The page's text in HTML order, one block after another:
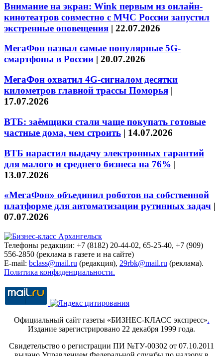
Внимание на экран: Wink первым из онлайн-
кинотеатров совместно с МЧС России запустил
экстренные оповещения | 22.07.2026
МегаФон назвал самые популярные 5G-
смартфоны в России | 20.07.2026
МегаФон охватил 4G-сигналом десятки
километров главной трассы Поморья |
17.07.2026
ВТБ: заёмщики стали чаще покупать готовые
частные дома, чем строить | 14.07.2026
ВТБ нарастил выдачу электронных гарантий
для малого и среднего бизнеса на 76% |
13.07.2026
«МегаФон» объединил роботов на собственной
платформе для автоматизации рутинных задач |
07.07.2026
Телефоны редакции: +7 (8182) 20-44-02, 65-25-40, +7 (909)
556-2850 (реклама в газете и на сайте)
E-mail: bclass@mail.ru (редакция), 29rbk@mail.ru (реклама).
Политика конфиденциальности.
Официальный сайт газеты «БИЗНЕС-КЛАСС экспресс».
Издание зарегистрировано 22 декабря 1999 года.
Свидетельство о регистрации ПИ №ТУ-00302 от 07.10.2011